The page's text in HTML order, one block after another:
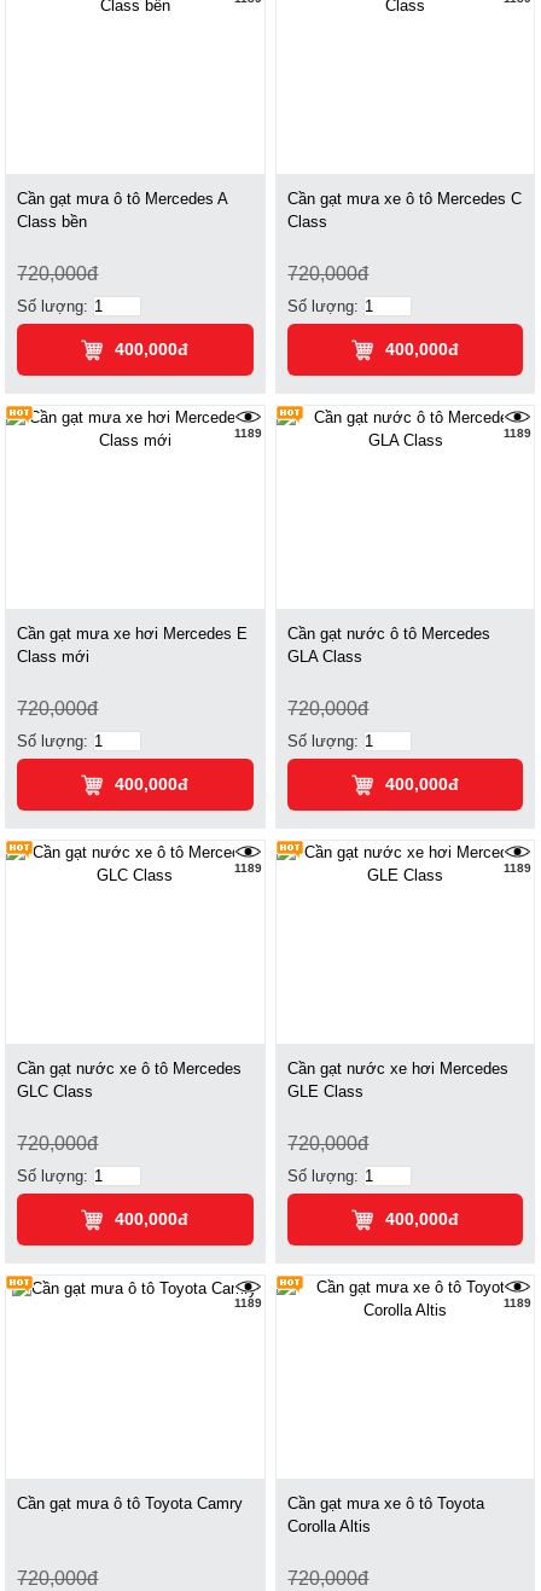
Cần gạt mưa ô tô Mercedes A
Class bền
720,000đ
Số lượng:
400,000đ
Cần gạt mưa xe ô tô Mercedes C
Class
720,000đ
Số lượng:
400,000đ
1189
Cần gạt mưa xe hơi Mercedes E
Class mới
720,000đ
Số lượng:
400,000đ
1189
Cần gạt nước ô tô Mercedes
GLA Class
720,000đ
Số lượng:
400,000đ
1189
Cần gạt nước xe ô tô Mercedes
GLC Class
720,000đ
Số lượng:
400,000đ
1189
Cần gạt nước xe hơi Mercedes
GLE Class
720,000đ
Số lượng:
400,000đ
1189
Cần gạt mưa ô tô Toyota Camry
720,000đ
1189
Cần gạt mưa xe ô tô Toyota
Corolla Altis
720,000đ